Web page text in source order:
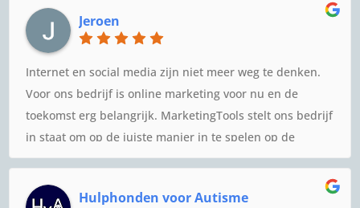
Jeroen
Internet en social media zijn niet meer weg te denken.
Voor ons bedrijf is online marketing voor nu en de
toekomst erg belangrijk. MarketingTools stelt ons bedrijf
in staat om op de juiste manier in te spelen op de
kansen in de markt.
Hulphonden voor Autisme